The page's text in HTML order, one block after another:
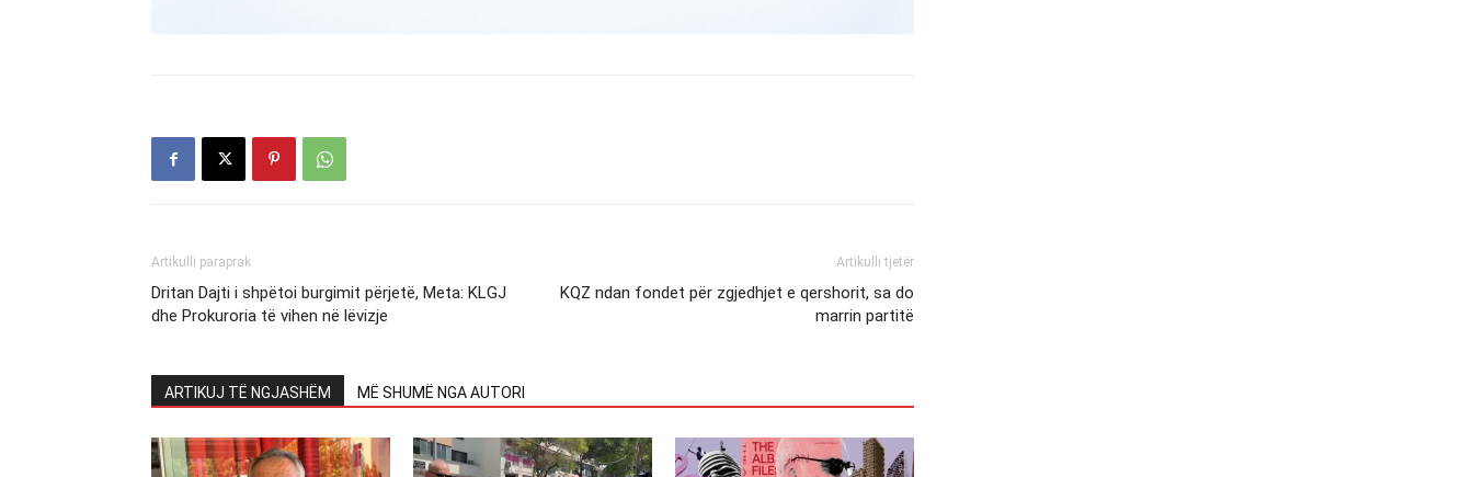
Artikulli paraprak
Dritan Dajti i shpëtoi burgimit përjetë, Meta: KLGJ
dhe Prokuroria të vihen në lëvizje
Artikulli tjetër
KQZ ndan fondet për zgjedhjet e qershorit, sa do
marrin partitë
ARTIKUJ TË NGJASHËM MË SHUMË NGA AUTORI